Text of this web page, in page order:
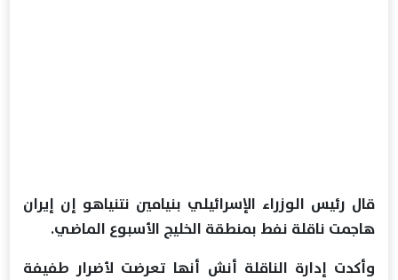
قال رئيس الوزراء الإسرائيلي بنيامين نتنياهو إن إيران
هاجمت ناقلة نفط بمنطقة الخليج الأسبوع الماضي.
وأكدت إدارة الناقلة أنش أنها تعرضت لأضرار طفيفة